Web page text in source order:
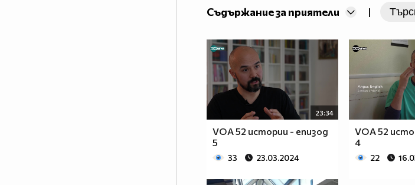
Съдържание за приятели |
23:34
VOA 52 истории - епизод
5
33 23.03.2024
VOA 52
4
22